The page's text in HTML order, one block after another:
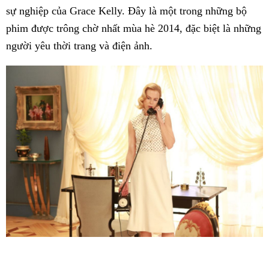
sự nghiệp của Grace Kelly. Đây là một trong những bộ
phim được trông chờ nhất mùa hè 2014, đặc biệt là những
người yêu thời trang và điện ảnh.